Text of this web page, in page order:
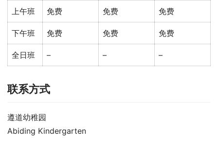
上午班 免费 免费 免费
下午班 免费 免费 免费
全日班 – – –
联系方式
遵道幼稚园
Abiding Kindergarten